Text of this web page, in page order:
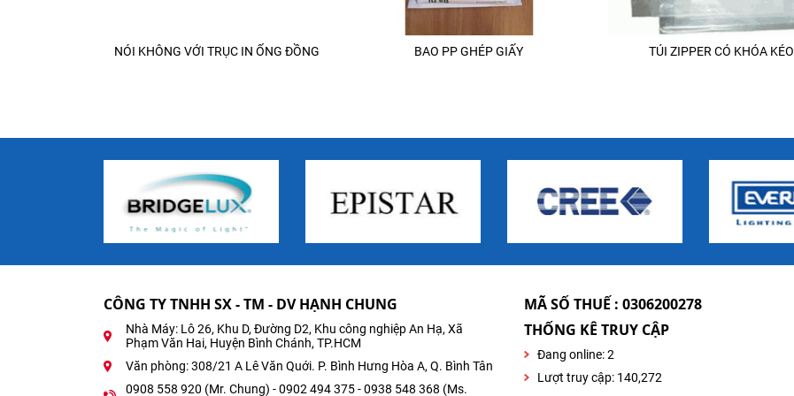
NÓI KHÔNG VỚI TRỤC IN ỐNG ĐỒNG BAO PP GHÉP GIẤY TÚI ZIPPER CÓ KHÓA KÉO
CÔNG TY TNHH SX - TM - DV HẠNH CHUNG
Nhà Máy: Lô 26, Khu D, Đường D2, Khu công nghiệp An Hạ, Xã
Phạm Văn Hai, Huyện Bình Chánh, TP.HCM
Văn phòng: 308/21 A Lê Văn Quới. P. Bình Hưng Hòa A, Q. Bình Tân
0908 558 920 (Mr. Chung) - 0902 494 375 - 0938 548 368 (Ms.
MÃ SỐ THUẾ : 0306200278
THỐNG KÊ TRUY CẬP
Đang online:2
Lượt truy cập: 140,272